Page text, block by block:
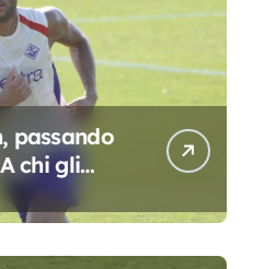
passando
chi gli